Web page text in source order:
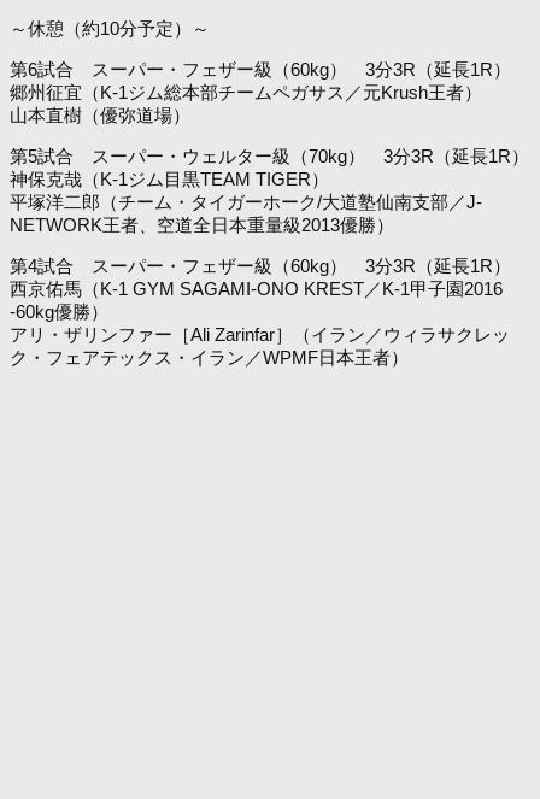
～休憩（約10分予定）～
第6試合 スーパー・フェザー級（60kg） 3分3R（延長1R）
郷州征宜（K-1ジム総本部チームペガサス／元Krush王者）
山本直樹（優弥道場）
第5試合 スーパー・ウェルター級（70kg） 3分3R（延長1R）
神保克哉（K-1ジム目黒TEAM TIGER）
平塚洋二郎（チーム・タイガーホーク/大道塾仙南支部／J-
NETWORK王者、空道全日本重量級2013優勝）
第4試合 スーパー・フェザー級（60kg） 3分3R（延長1R）
西京佑馬（K-1 GYM SAGAMI-ONO KREST／K-1甲子園2016
-60kg優勝）
アリ・ザリンファー［Ali Zarinfar］（イラン／ウィラサクレッ
ク・フェアテックス・イラン／WPMF日本王者）